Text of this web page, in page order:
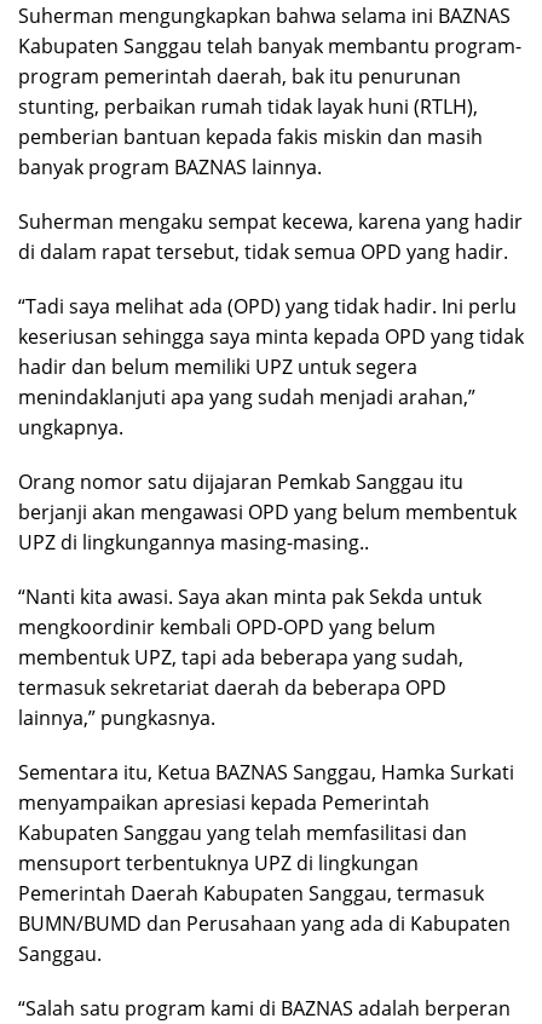
Suherman mengungkapkan bahwa selama ini BAZNAS
Kabupaten Sanggau telah banyak membantu program-
program pemerintah daerah, bak itu penurunan
stunting, perbaikan rumah tidak layak huni (RTLH),
pemberian bantuan kepada fakis miskin dan masih
banyak program BAZNAS lainnya.
Suherman mengaku sempat kecewa, karena yang hadir
di dalam rapat tersebut, tidak semua OPD yang hadir.
“Tadi saya melihat ada (OPD) yang tidak hadir. Ini perlu
keseriusan sehingga saya minta kepada OPD yang tidak
hadir dan belum memiliki UPZ untuk segera
menindaklanjuti apa yang sudah menjadi arahan,”
ungkapnya.
Orang nomor satu dijajaran Pemkab Sanggau itu
berjanji akan mengawasi OPD yang belum membentuk
UPZ di lingkungannya masing-masing..
“Nanti kita awasi. Saya akan minta pak Sekda untuk
mengkoordinir kembali OPD-OPD yang belum
membentuk UPZ, tapi ada beberapa yang sudah,
termasuk sekretariat daerah da beberapa OPD
lainnya,” pungkasnya.
Sementara itu, Ketua BAZNAS Sanggau, Hamka Surkati
menyampaikan apresiasi kepada Pemerintah
Kabupaten Sanggau yang telah memfasilitasi dan
mensuport terbentuknya UPZ di lingkungan
Pemerintah Daerah Kabupaten Sanggau, termasuk
BUMN/BUMD dan Perusahaan yang ada di Kabupaten
Sanggau.
“Salah satu program kami di BAZNAS adalah berperan